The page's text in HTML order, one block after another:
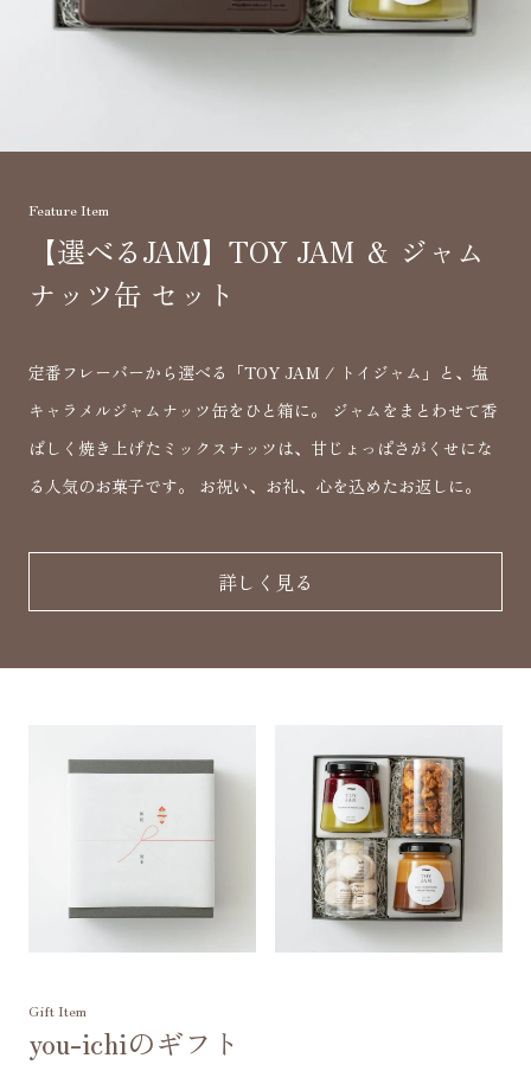
Feature Item
【選べるJAM】TOY JAM ＆ ジャム
ナッツ缶 セット
定番フレーバーから選べる「TOY JAM / トイジャム」と、塩
キャラメルジャムナッツ缶をひと箱に。 ジャムをまとわせて香
ばしく焼き上げたミックスナッツは、甘じょっぱさがくせにな
る人気のお菓子です。 お祝い、お礼、心を込めたお返しに。
詳しく見る
Gift Item
you-ichiのギフト